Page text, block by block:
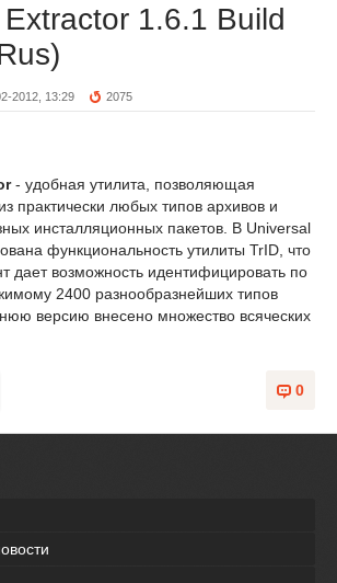
1.6.1 Build
2012, 13:29 2075
- удобная утилита, позволяющая
практически любых типов архивов и
инсталляционных пакетов. В Universal
функциональность утилиты TrID, что
дает возможность идентифицировать по
2400 разнообразнейших типов
версию внесено множество всяческих
0